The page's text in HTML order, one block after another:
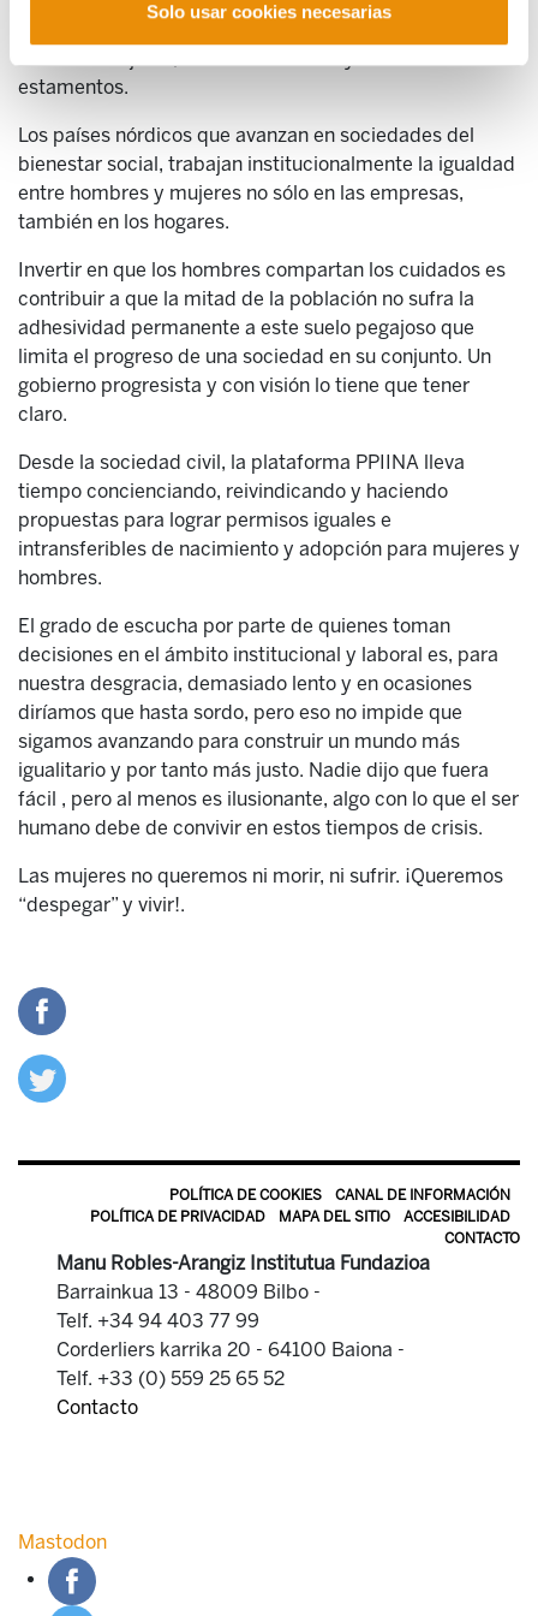
Solo usar cookies necesarias
estamentos.
Los países nórdicos que avanzan en sociedades del
bienestar social, trabajan institucionalmente la igualdad
entre hombres y mujeres no sólo en las empresas,
también en los hogares.
Invertir en que los hombres compartan los cuidados es
contribuir a que la mitad de la población no sufra la
adhesividad permanente a este suelo pegajoso que
limita el progreso de una sociedad en su conjunto. Un
gobierno progresista y con visión lo tiene que tener
claro.
Desde la sociedad civil, la plataforma PPIINA lleva
tiempo concienciando, reivindicando y haciendo
propuestas para lograr permisos iguales e
intransferibles de nacimiento y adopción para mujeres y
hombres.
El grado de escucha por parte de quienes toman
decisiones en el ámbito institucional y laboral es, para
nuestra desgracia, demasiado lento y en ocasiones
diríamos que hasta sordo, pero eso no impide que
sigamos avanzando para construir un mundo más
igualitario y por tanto más justo. Nadie dijo que fuera
fácil , pero al menos es ilusionante, algo con lo que el ser
humano debe de convivir en estos tiempos de crisis.
Las mujeres no queremos ni morir, ni sufrir. ¡Queremos
“despegar” y vivir!.
POLÍTICA DE COOKIES
CANAL DE INFORMACIÓN
POLÍTICA DE PRIVACIDAD
MAPA DEL SITIO
ACCESIBILIDAD
CONTACTO
Manu Robles-Arangiz Institutua Fundazioa
Barrainkua 13 - 48009 Bilbo -
Telf. +34 94 403 77 99
Corderliers karrika 20 - 64100 Baiona -
Telf. +33 (0) 559 25 65 52
Contacto
Mastodon